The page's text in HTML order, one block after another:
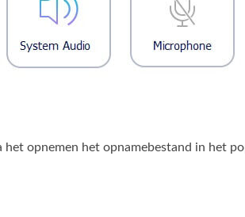
het opnemen het opnamebestand in het